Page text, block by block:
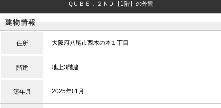
ＱＵＢＥ．２ＮＤ【1階】の外観
建物情報
住所 大阪府八尾市西木の本１丁目
階建 地上3階建
築年月 2025年01月